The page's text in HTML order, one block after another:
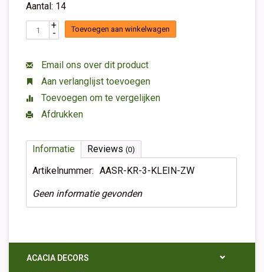
Aantal: 14
+
- Toevoegen aan winkelwagen
Email ons over dit product
Aan verlanglijst toevoegen
Toevoegen om te vergelijken
Afdrukken
Informatie Reviews (0)
Artikelnummer: AASR-KR-3-KLEIN-ZW
Geen informatie gevonden
ACACIA DECORS